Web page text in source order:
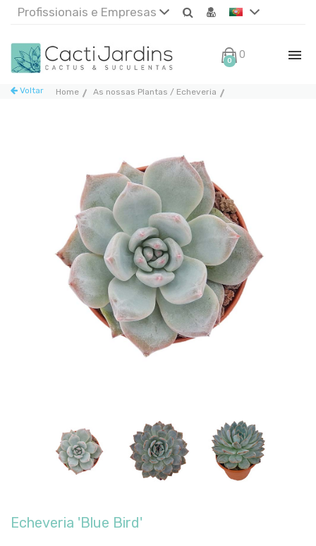
Profissionais e Empresas
0 0€
Home As nossas Plantas / Echeveria
Voltar
Echeveria 'Blue Bird'